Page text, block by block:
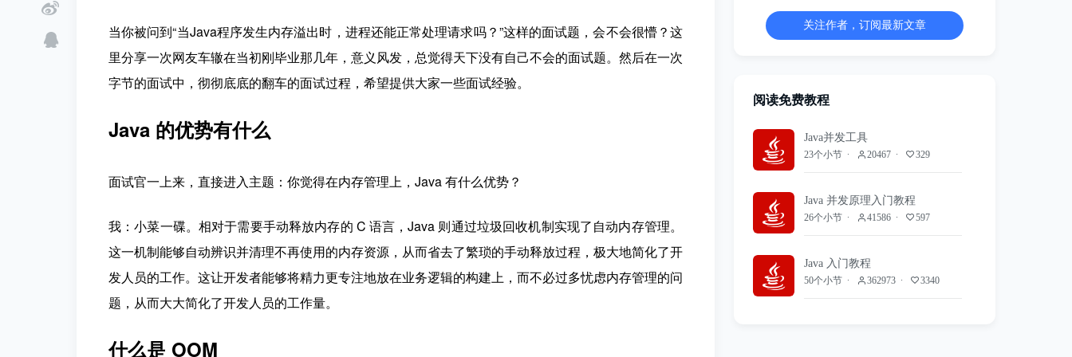
当你被问到“当Java程序发生内存溢出时，进程还能正常处理请求吗？”这样的面试题，会不会很懵？这
里分享一次网友车辙在当初刚毕业那几年，意义风发，总觉得天下没有自己不会的面试题。然后在一次
字节的面试中，彻彻底底的翻车的面试过程，希望提供大家一些面试经验。
Java 的优势有什么
面试官一上来，直接进入主题：你觉得在内存管理上，Java 有什么优势？
我：小菜一碟。相对于需要手动释放内存的 C 语言，Java 则通过垃圾回收机制实现了自动内存管理。
这一机制能够自动辨识并清理不再使用的内存资源，从而省去了繁琐的手动释放过程，极大地简化了开
发人员的工作。这让开发者能够将精力更专注地放在业务逻辑的构建上，而不必过多忧虑内存管理的问
题，从而大大简化了开发人员的工作量。
什么是 OOM
关注作者，订阅最新文章
阅读免费教程
Java并发工具
23个小节 20467 329
Java 并发原理入门教程
26个小节 41586 597
Java 入门教程
50个小节 362973 3340